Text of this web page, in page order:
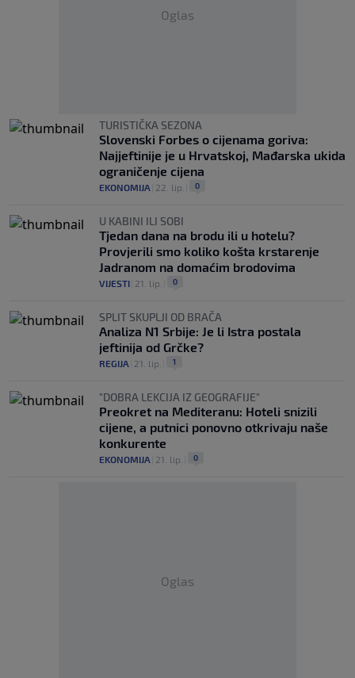
Oglas
TURISTIČKA SEZONA
Slovenski Forbes o cijenama goriva:
Najjeftinije je u Hrvatskoj, Mađarska ukida
ograničenje cijena
EKONOMIJA 22. lip. 0
U KABINI ILI SOBI
Tjedan dana na brodu ili u hotelu?
Provjerili smo koliko košta krstarenje
Jadranom na domaćim brodovima
VIJESTI 21. lip. 0
SPLIT SKUPLJI OD BRAČA
Analiza N1 Srbije: Je li Istra postala
jeftinija od Grčke?
REGIJA 21. lip. 1
"DOBRA LEKCIJA IZ GEOGRAFIJE"
Preokret na Mediteranu: Hoteli snizili
cijene, a putnici ponovno otkrivaju naše
konkurente
EKONOMIJA 21. lip. 0
Oglas